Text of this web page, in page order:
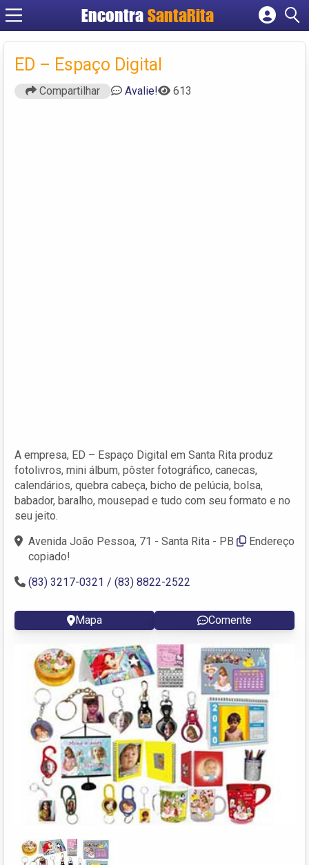
EncontraSantaRita
Cadastrar empresa
Criar conta
ED – Espaço Digital
Compartilhar Avalie! 613
A empresa, ED – Espaço Digital em Santa Rita produz
fotolivros, mini álbum, pôster fotográfico, canecas,
calendários, quebra cabeça, bicho de pelúcia, bolsa,
babador, baralho, mousepad e tudo com seu formato e no
seu jeito.
Avenida João Pessoa, 71 - Santa Rita - PB
Endereço
copiado!
(83) 3217-0321 / (83) 8822-2522
Mapa Comente